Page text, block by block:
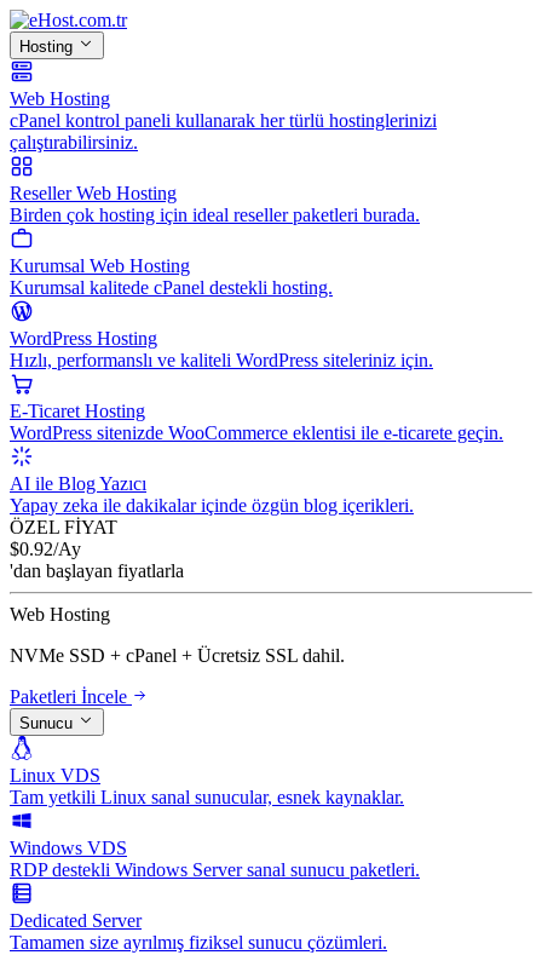
Hosting
Web Hosting
cPanel kontrol paneli kullanarak her türlü hostinglerinizi
çalıştırabilirsiniz.
Reseller Web Hosting
Birden çok hosting için ideal reseller paketleri burada.
Kurumsal Web Hosting
Kurumsal kalitede cPanel destekli hosting.
WordPress Hosting
Hızlı, performanslı ve kaliteli WordPress siteleriniz için.
E-Ticaret Hosting
WordPress sitenizde WooCommerce eklentisi ile e-ticarete geçin.
AI ile Blog Yazıcı
Yapay zeka ile dakikalar içinde özgün blog içerikleri.
ÖZEL FİYAT
$0.92/Ay
'dan başlayan fiyatlarla
Web Hosting
NVMe SSD + cPanel + Ücretsiz SSL dahil.
Paketleri İncele
Sunucu
Linux VDS
Tam yetkili Linux sanal sunucular, esnek kaynaklar.
Windows VDS
RDP destekli Windows Server sanal sunucu paketleri.
Dedicated Server
Tamamen size ayrılmış fiziksel sunucu çözümleri.